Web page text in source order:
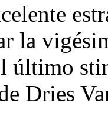
la
último
Dries